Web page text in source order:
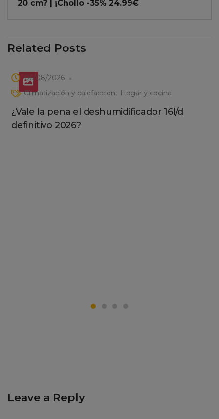
20 cm? | ¡Chollo -35% 24.99€
Related Posts
06/08/2026
Climatización y calefacción
Hogar y cocina
¿Vale la pena el deshumidificador 16l/d
definitivo 2026?
Leave a Reply